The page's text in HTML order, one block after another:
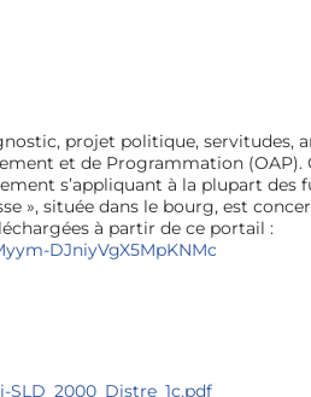
projet politique, servitudes,
et de Programmation (OAP).
s’appliquant à la plupart des
», située dans le bourg, est
à partir de ce portail :
DJniyVgX5MpKNMc
SLD_2000_Distre_1c.pdf